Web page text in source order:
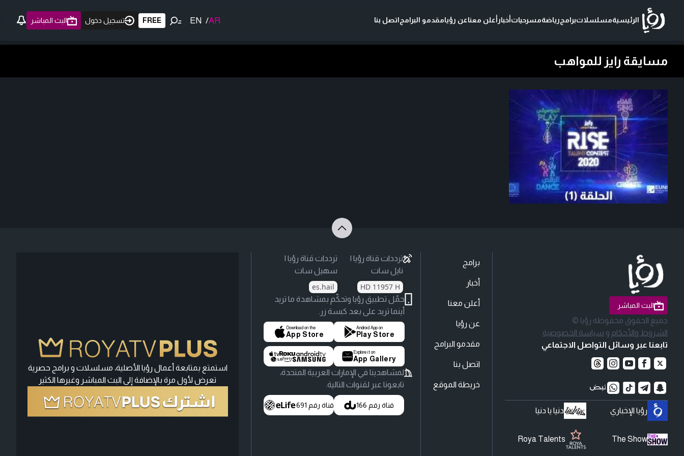
الرئيسيةمسلسلاتبرامجرياضةمسرحياتأخبارأعلن معناعن رؤيامقدمو البرامجاتصل بنا AR
/
EN
FREE تسجيل دخول البث المباشر
مسايقة رايز للمواهب
البث المباشر
جميع الحقوق محفوظة رؤيا ©
الشروط والأحكام و سياسة الخصوصية
تابعنا عبر وسائل التواصل الاجتماعي
رؤيا الإخباري دنيا يا دنيا
The Show
Roya Talents
برامج
أخبار
أعلن معنا
عن رؤيا
مقدمو البرامج
اتصل بنا
خريطة الموقع
ترددات قناة رؤيا |
نايل سات
HD 11957 H
ترددات قناة رؤيا |
سهيل سات
es.hail
حمّل تطبيق رؤيا وتحكّم بمشاهدة ما تريد
أينما تريد على بعد كبسة زر.
Android App on
Play Store
Download on the
App Store
Explore it on
App Gallery
لمشاهدينا في الإمارات العربية المتحدة،
تابعونا عبر لقنوات التالية.
قناة رقم 166 قناة رقم 691
استمتع بمتابعة أعمال رؤيا الأصلية، مسلسلات و برامج حصرية
تعرض لأول مرة بالإضافة إلى البث المباشر وغيرها الكثير